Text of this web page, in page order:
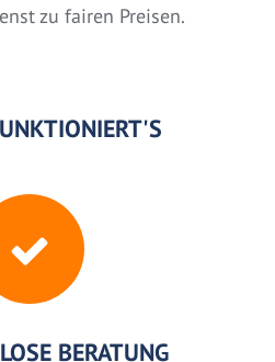
zu fairen Preisen.
BERATUNG